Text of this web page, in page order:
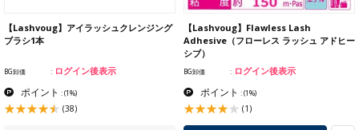
【Lashvoug】アイラッシュクレンジング
ブラシ1本
BG卸価 ログイン後表示
ポイント :(1%)
(38)
【Lashvoug】Flawless Lash
Adhesive（フローレス ラッシュ アドヒー
シブ）
BG卸価 ログイン後表示
ポイント :(1%)
(1)